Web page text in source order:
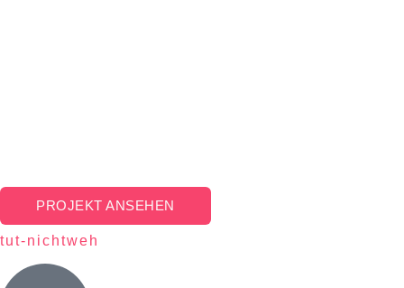
PROJEKT ANSEHEN
tut-nichtweh